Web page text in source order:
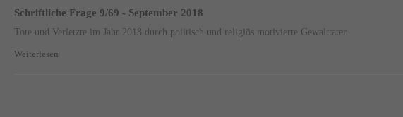
Schriftliche Frage 9/69 - September 2018
Tote und Verletzte im Jahr 2018 durch politisch und religiös motivierte Gewalttaten
Weiterlesen